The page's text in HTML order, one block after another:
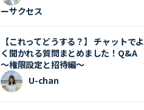
ーサクセス
【これってどうする？】 チャットでよ
く聞かれる質問まとめました！Q&A
〜権限設定と招待編〜
U-chan